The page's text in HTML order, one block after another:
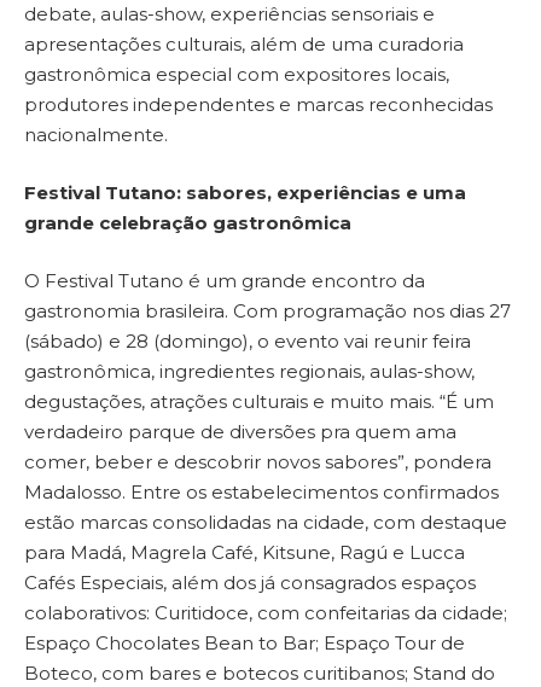
debate, aulas-show, experiências sensoriais e
apresentações culturais, além de uma curadoria
gastronômica especial com expositores locais,
produtores independentes e marcas reconhecidas
nacionalmente.
Festival Tutano: sabores, experiências e uma
grande celebração gastronômica
O Festival Tutano é um grande encontro da
gastronomia brasileira. Com programação nos dias 27
(sábado) e 28 (domingo), o evento vai reunir feira
gastronômica, ingredientes regionais, aulas-show,
degustações, atrações culturais e muito mais. “É um
verdadeiro parque de diversões pra quem ama
comer, beber e descobrir novos sabores”, pondera
Madalosso. Entre os estabelecimentos confirmados
estão marcas consolidadas na cidade, com destaque
para Madá, Magrela Café, Kitsune, Ragú e Lucca
Cafés Especiais, além dos já consagrados espaços
colaborativos: Curitidoce, com confeitarias da cidade;
Espaço Chocolates Bean to Bar; Espaço Tour de
Boteco, com bares e botecos curitibanos; Stand do